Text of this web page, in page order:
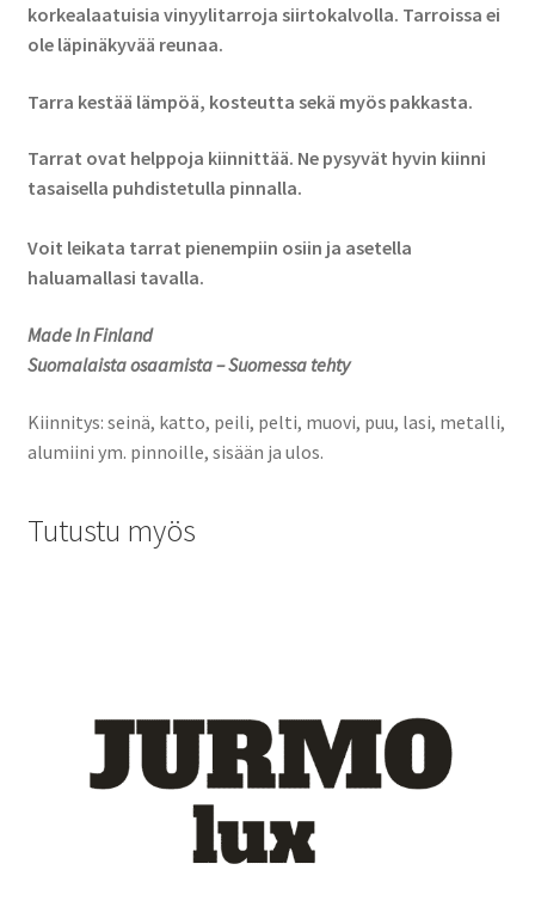
korkealaatuisia vinyylitarroja siirtokalvolla. Tarroissa ei
ole läpinäkyvää reunaa.
Tarra kestää lämpöä, kosteutta sekä myös pakkasta.
Tarrat ovat helppoja kiinnittää. Ne pysyvät hyvin kiinni
tasaisella puhdistetulla pinnalla.
Voit leikata tarrat pienempiin osiin ja asetella
haluamallasi tavalla.
Made In Finland
Suomalaista osaamista – Suomessa tehty
Kiinnitys: seinä, katto, peili, pelti, muovi, puu, lasi, metalli,
alumiini ym. pinnoille, sisään ja ulos.
Tutustu myös